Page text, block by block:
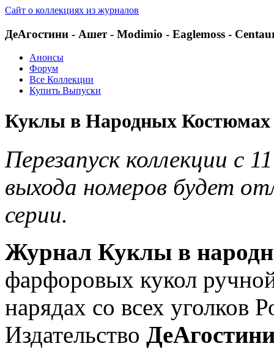
Сайт о коллекциях из журналов
ДеАгостини - Ашет - Modimio - Eaglemoss -
Анонсы
Форум
Все Коллекции
Купить Выпуски
Куклы в Народных Костюмах
Перезапуск коллекции с
выхода номеров будет
серии.
Журнал Куклы в
фарфоровых кукол
нарядах со всех уголков
Издательство